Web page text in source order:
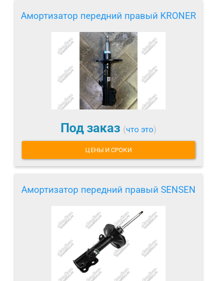
Амортизатор передний правый KRONER
Под заказ (что это)
ЦЕНЫ И СРОКИ
Амортизатор передний правый SENSEN